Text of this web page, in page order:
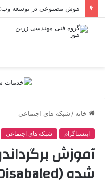
خانه / شبکه های اجتماعی
اینستاگرام شبکه های اجتماعی
آموزش
شده (Disabaled) اینستاگرام